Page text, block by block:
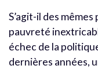
S’agit-il des
pauvreté
échec de la
dernières années,